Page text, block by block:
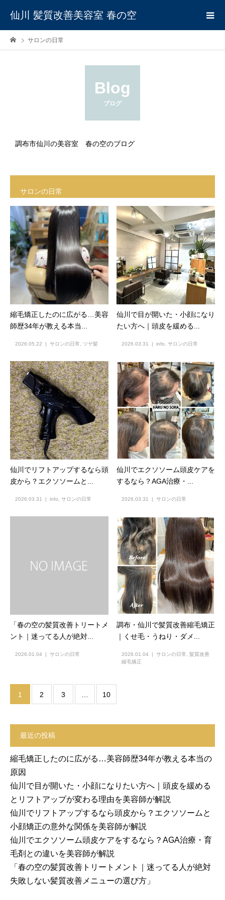
仙川 髪質改善美容室 春の空
サロンの日常
Blog
ブログ
調布市仙川の美容室 春の空のブログ
サロンの日常
縮毛矯正したのに広がる…美容
師歴34年が教える本当...
2026.05.22 サロンの日常 ツヤ髪
仙川で目が開いた・小顔になり
たい方へ｜頭皮を緩める...
2026.03.31 info サロンの日常
仙川でリフトアップするなら頭
皮から？エクソソームと...
2026.03.31 info サロンの日常
仙川でエクソソーム頭皮ケアを
するなら？AGA治療・...
2026.03.31 サロンの日常
「春の空の髪質改善トリートメ
ント｜迷ってる人が絶対...
2026.01.04 サロンの日常
調布・仙川で髪質改善縮毛矯正
｜くせ毛・うねり・ダメ...
2026.01.04 サロンの日常
髪質改善
縮毛矯正
1 2 3 10
最近の投稿
縮毛矯正したのに広がる…美容師歴34年が教える本当の
原因
仙川で目が開いた・小顔になりたい方へ｜頭皮を緩める
とリフトアップが変わる理由を美容師が解説
仙川でリフトアップするなら頭皮から？エクソソームと
小顔矯正の意外な関係を美容師が解説
仙川でエクソソーム頭皮ケアをするなら？AGA治療・育
毛剤との違いを美容師が解説
「春の空の髪質改善トリートメント｜迷ってる人が絶対
失敗しない髪質改善メニューの選び方」